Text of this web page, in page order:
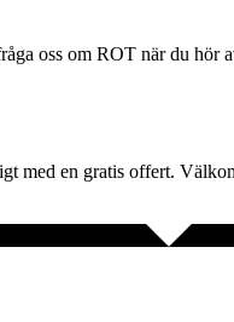
oss om ROT när du
med en gratis offert.